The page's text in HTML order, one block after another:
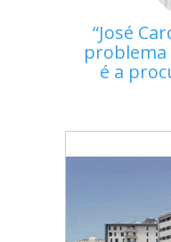
José
problema
é a